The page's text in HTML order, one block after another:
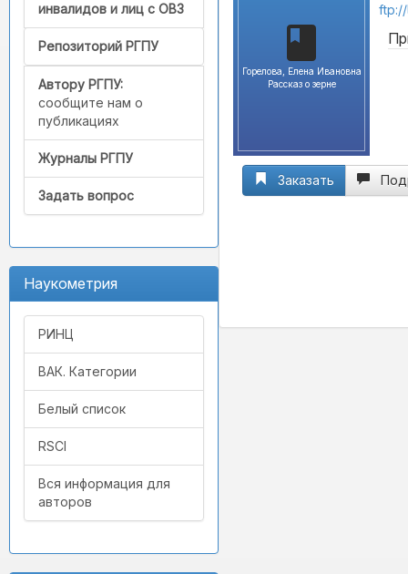
инвалидов и лиц с ОВЗ
Репозиторий РГПУ
Автору РГПУ:
сообщите нам о
публикациях
Журналы РГПУ
Задать вопрос
Наукометрия
РИНЦ
ВАК. Категории
Белый список
RSCI
Вся информация для
авторов
Горелова, Елена Ивановна
Рассказ о зерне
Заказать